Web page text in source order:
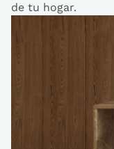
de tu hogar.